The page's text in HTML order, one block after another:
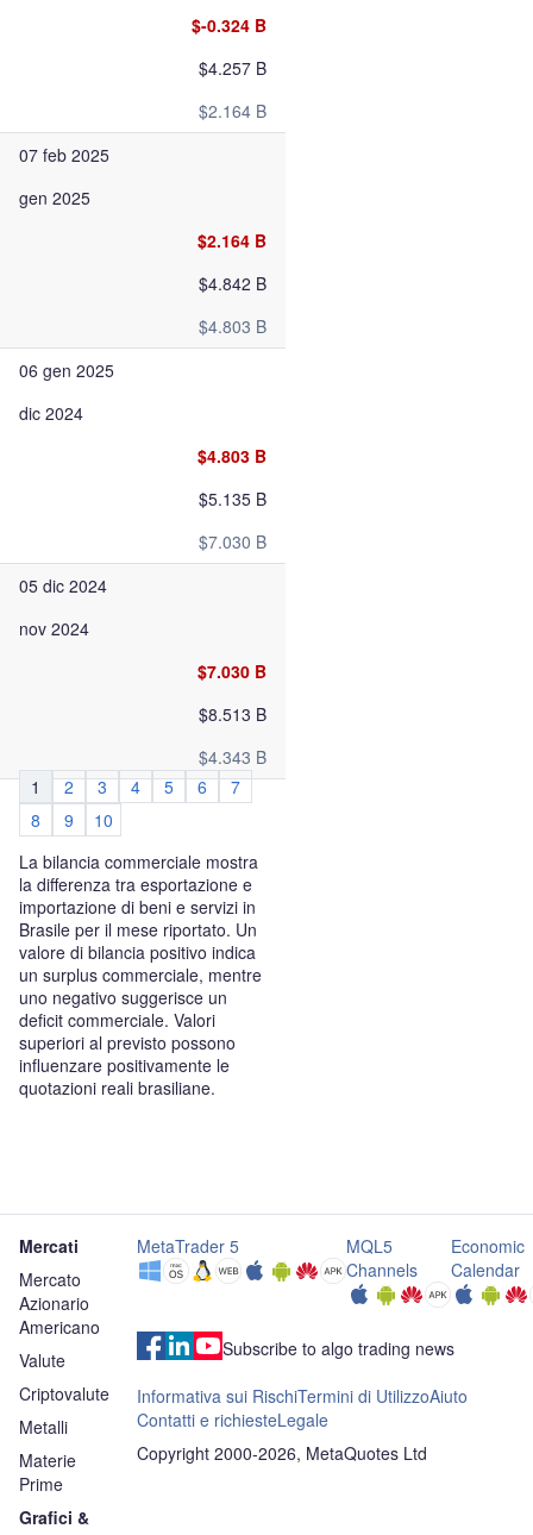
$-0.324 B
$4.257 B
$2.164 B
07 feb 2025
gen 2025
$2.164 B
$4.842 B
$4.803 B
06 gen 2025
dic 2024
$4.803 B
$5.135 B
$7.030 B
05 dic 2024
nov 2024
$7.030 B
$8.513 B
$4.343 B
1
2 3 4 5 6
7
8
9
10
La bilancia commerciale mostra
la differenza tra esportazione e
importazione di beni e servizi in
Brasile per il mese riportato. Un
valore di bilancia positivo indica
un surplus commerciale, mentre
uno negativo suggerisce un
deficit commerciale. Valori
superiori al previsto possono
influenzare positivamente le
quotazioni reali brasiliane.
Mercati
Mercato
Azionario
Americano
Valute
Criptovalute
Metalli
Materie
Prime
Grafici &
MetaTrader 5
MQL5
Channels
Economic
Calendar
Subscribe to algo trading news
Informativa sui RischiTermini di UtilizzoAiuto
Contatti e richiesteLegale
Copyright 2000-2026, MetaQuotes Ltd